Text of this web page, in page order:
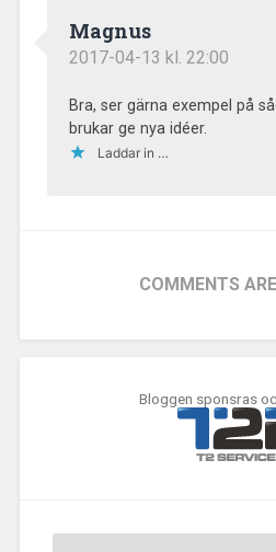
Magnus
2017-04-13 kl. 22:00
Bra, ser gärna exempel på
brukar ge nya idéer.
Laddar in …
COMMENTS
Bloggen sponsras